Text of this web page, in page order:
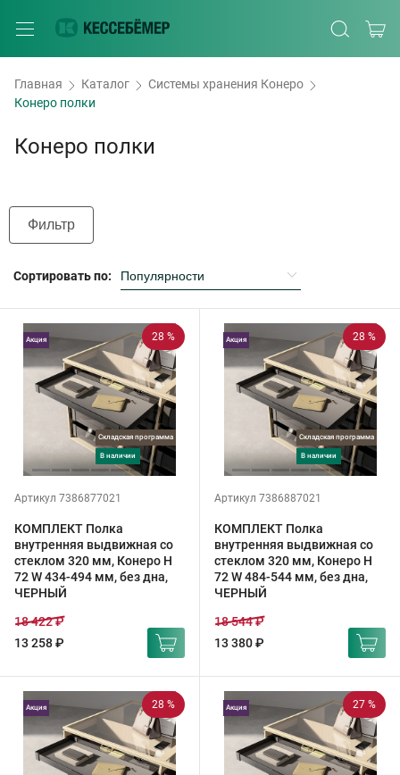
Главная Каталог
Системы хранения Конеро
Конеро полки
Конеро полки
Фильтр
Сортировать по:
28 %
Складская программа
в наличии
Акция
Артикул 7386877021
КОМПЛЕКТ Полка
внутренняя выдвижная со
стеклом 320 мм, Конеро H
72 W 434-494 мм, без дна,
ЧЕРНЫЙ
13 258 ₽
18 422 ₽
28 %
Складская программа
в наличии
Акция
Артикул 7386887021
КОМПЛЕКТ Полка
внутренняя выдвижная со
стеклом 320 мм, Конеро H
72 W 484-544 мм, без дна,
ЧЕРНЫЙ
13 380 ₽
18 544 ₽
28 %
Акция 27 %
Акция